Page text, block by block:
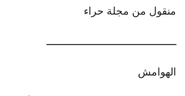
منقول من مجلة حراء
ــــــــــــــــــــــــــــــــــــــــــــ
الهوامش